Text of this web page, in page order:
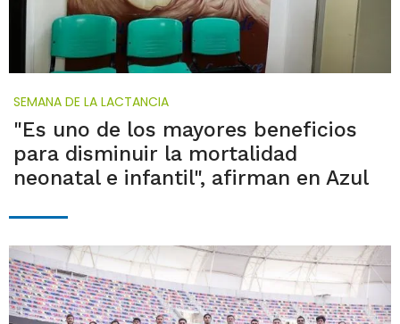
SEMANA DE LA LACTANCIA
"Es uno de los mayores beneficios
para disminuir la mortalidad
neonatal e infantil", afirman en Azul